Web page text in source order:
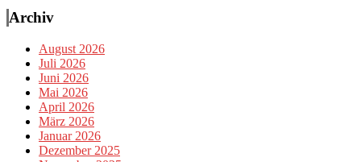
Archiv
August 2026
Juli 2026
Juni 2026
Mai 2026
April 2026
März 2026
Januar 2026
Dezember 2025